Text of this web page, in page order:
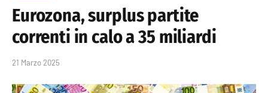
Eurozona, surplus partite
correnti in calo a 35 miliardi
21 Marzo 2025